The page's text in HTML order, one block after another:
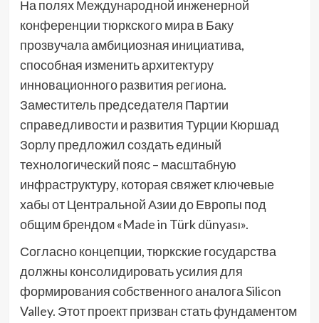
На полях Международной инженерной
конференции тюркского мира в Баку
прозвучала амбициозная инициатива,
способная изменить архитектуру
инновационного развития региона.
Заместитель председателя Партии
справедливости и развития Турции Кюршад
Зорлу предложил создать единый
технологический пояс – масштабную
инфраструктуру, которая свяжет ключевые
хабы от Центральной Азии до Европы под
общим брендом «Made in Türk dünyası».
Согласно концепции, тюркские государства
должны консолидировать усилия для
формирования собственного аналога Silicon
Valley. Этот проект призван стать фундаментом